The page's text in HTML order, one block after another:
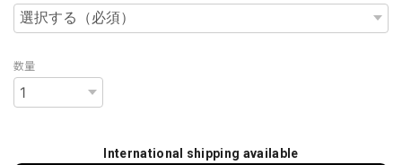
数量
International shipping available